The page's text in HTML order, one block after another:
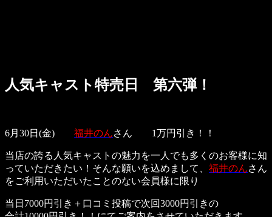
人気キャスト特売日 第六弾！
6月30日(金) 福井のんさん 1万円引き！！
当店の誇る人気キャストの魅力を一人でも多くのお客様に知
っていただきたい！そんな願いを込めまして、 福井のんさん
をご利用いただいたことのない会員様に限り
当日7000円引き＋口コミ投稿で次回3000円引きの